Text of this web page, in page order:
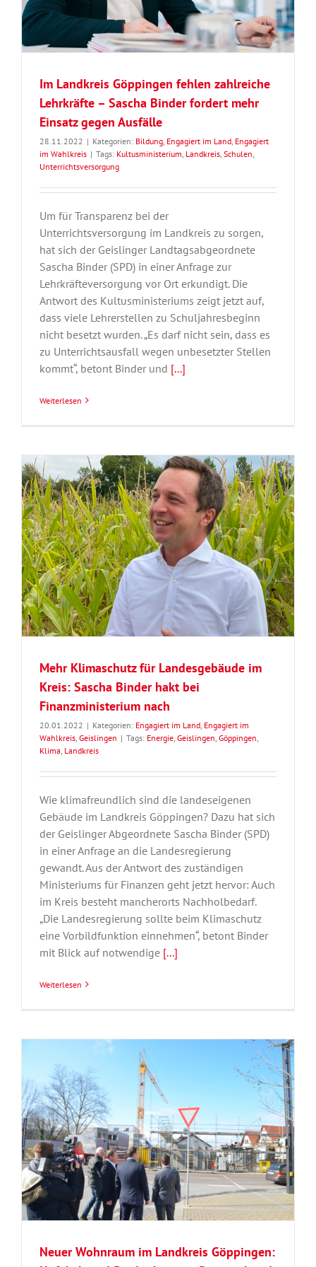
Im Landkreis Göppingen fehlen zahlreiche
Lehrkräfte – Sascha Binder fordert mehr
Einsatz gegen Ausfälle
28.11.2022 | Kategorien: Bildung Engagiert im Land Engagiert
im Wahlkreis | Tags: Kultusministerium Landkreis Schulen
Unterrichtsversorgung
Um für Transparenz bei der
Unterrichtsversorgung im Landkreis zu sorgen,
hat sich der Geislinger Landtagsabgeordnete
Sascha Binder (SPD) in einer Anfrage zur
Lehrkräfteversorgung vor Ort erkundigt. Die
Antwort des Kultusministeriums zeigt jetzt auf,
dass viele Lehrerstellen zu Schuljahresbeginn
nicht besetzt wurden. „Es darf nicht sein, dass es
zu Unterrichtsausfall wegen unbesetzter Stellen
kommt“, betont Binder und [...]
Weiterlesen
Mehr Klimaschutz für Landesgebäude im
Kreis: Sascha Binder hakt bei
Finanzministerium nach
20.01.2022 | Kategorien: Engagiert im Land Engagiert im
Wahlkreis Geislingen | Tags: Energie Geislingen Göppingen
Klima Landkreis
Wie klimafreundlich sind die landeseigenen
Gebäude im Landkreis Göppingen? Dazu hat sich
der Geislinger Abgeordnete Sascha Binder (SPD)
in einer Anfrage an die Landesregierung
gewandt. Aus der Antwort des zuständigen
Ministeriums für Finanzen geht jetzt hervor: Auch
im Kreis besteht mancherorts Nachholbedarf.
„Die Landesregierung sollte beim Klimaschutz
eine Vorbildfunktion einnehmen“, betont Binder
mit Blick auf notwendige [...]
Weiterlesen
Neuer Wohnraum im Landkreis Göppingen: